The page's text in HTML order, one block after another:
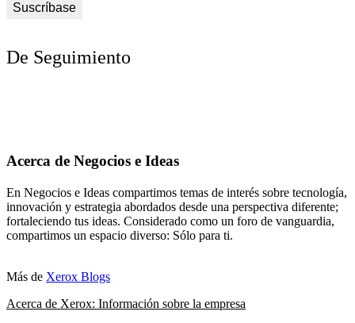
De Seguimiento
Acerca de Negocios e Ideas
En Negocios e Ideas compartimos temas de interés sobre tecnología,
innovación y estrategia abordados desde una perspectiva diferente;
fortaleciendo tus ideas. Considerado como un foro de vanguardia,
compartimos un espacio diverso: Sólo para ti.
Más de Xerox Blogs
Acerca de Xerox: Información sobre la empresa